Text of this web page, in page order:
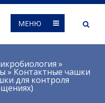
МЕНЮ
»
» Контактные чашки
для контроля